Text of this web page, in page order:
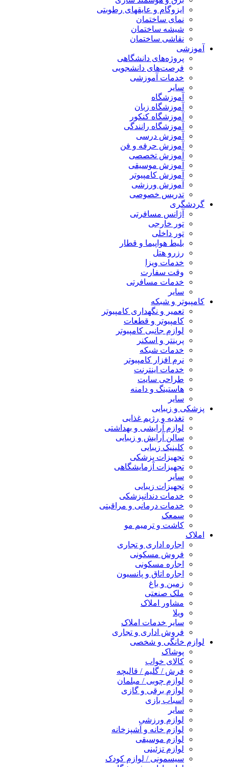
ایزوگام و عایقهای رطوبتی
نمای ساختمان
شیشه ساختمان
نقاشی ساختمان
آموزشی
پروژه‌های دانشگاهی
فرصت‌های دانشجویی
خدمات آموزشی
سایر
آموزشگاه
آموزشگاه زبان
آموزشگاه کنکور
آموزشگاه رانندگی
آموزش درسی
آموزش حرفه و فن
آموزش تخصصی
آموزش موسیقی
آموزش کامپیوتر
آموزش ورزشی
تدریس خصوصی
گردشگری
آژانس مسافرتی
تور خارجی
تور داخلی
بلیط هواپیما و قطار
رزرو هتل
خدمات ویزا
وقت سفارت
خدمات مسافرتی
سایر
کامپیوتر و شبکه
تعمیر و نگهداری کامپیوتر
کامپیوتر و قطعات
لوازم جانبی کامپیوتر
پرینتر و اسکنر
خدمات شبکه
نرم افزار کامپیوتر
خدمات اینترنت
طراحی سایت
هاستینگ و دامنه
سایر
پزشکی و زیبایی
تغذیه و رژیم غذایی
لوازم آرایشی و بهداشتی
سالن آرایش و زیبایی
کلینیک زیبایی
تجهیزات پزشکی
تجهیزات آزمایشگاهی
سایر
تجهیزات زیبایی
خدمات دندانپزشکی
خدمات درمانی و مراقبتی
سمعک
کاشت و ترمیم مو
املاک
اجاره اداری و تجاری
فروش مسکونی
اجاره مسکونی
اجاره اتاق و پانسیون
زمین و باغ
ملک صنعتی
مشاور املاک
ویلا
سایر خدمات املاک
فروش اداری و تجاری
لوازم خانگی و شخصی
پوشاک
کالای خواب
فرش / گلیم / قالیچه
لوازم چوبی / مبلمان
لوازم برقی و گازی
اسباب بازی
سایر
لوازم ورزشی
لوازم خانه و آشپزخانه
لوازم موسیقی
لوازم تزئینی
سیسمونی / لوازم کودک